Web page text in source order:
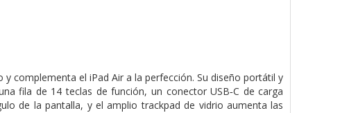
complementa el iPad Air a la perfección. Su diseño portátil y
fila de 14 teclas de función, un conector USB‑C de carga
de la pantalla, y el amplio trackpad de vidrio aumenta las